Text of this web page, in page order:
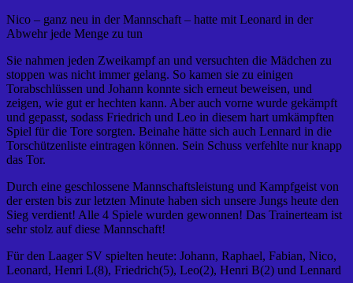
Nico – ganz neu in der Mannschaft – hatte mit Leonard in der
Abwehr jede Menge zu tun
Sie nahmen jeden Zweikampf an und versuchten die Mädchen zu
stoppen was nicht immer gelang. So kamen sie zu einigen
Torabschlüssen und Johann konnte sich erneut beweisen, und
zeigen, wie gut er hechten kann. Aber auch vorne wurde gekämpft
und gepasst, sodass Friedrich und Leo in diesem hart umkämpften
Spiel für die Tore sorgten. Beinahe hätte sich auch Lennard in die
Torschützenliste eintragen können. Sein Schuss verfehlte nur knapp
das Tor.
Durch eine geschlossene Mannschaftsleistung und Kampfgeist von
der ersten bis zur letzten Minute haben sich unsere Jungs heute den
Sieg verdient! Alle 4 Spiele wurden gewonnen! Das Trainerteam ist
sehr stolz auf diese Mannschaft!
Für den Laager SV spielten heute: Johann, Raphael, Fabian, Nico,
Leonard, Henri L(8), Friedrich(5), Leo(2), Henri B(2) und Lennard